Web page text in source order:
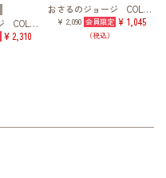
おさるのジョージ COLOR×COLOR ミニウォレット
¥ 2,310
おさるのジョージ COLOR×COLOR ホールドキーホルダー
¥ 2,090 ¥ 1,045
（税込）